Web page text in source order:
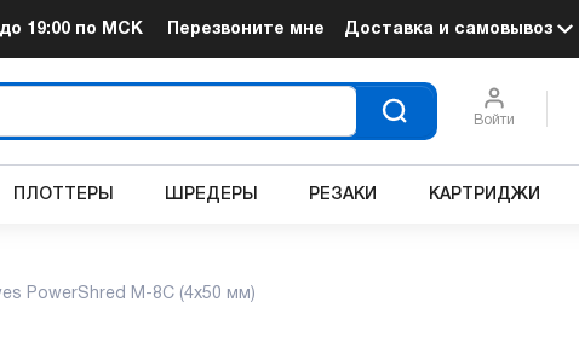
19:00 по МСК Перезвоните мне Доставка и самовывоз
Войти
ПЛОТТЕРЫ ШРЕДЕРЫ РЕЗАКИ КАРТРИДЖИ
PowerShred M-8C (4x50 мм)